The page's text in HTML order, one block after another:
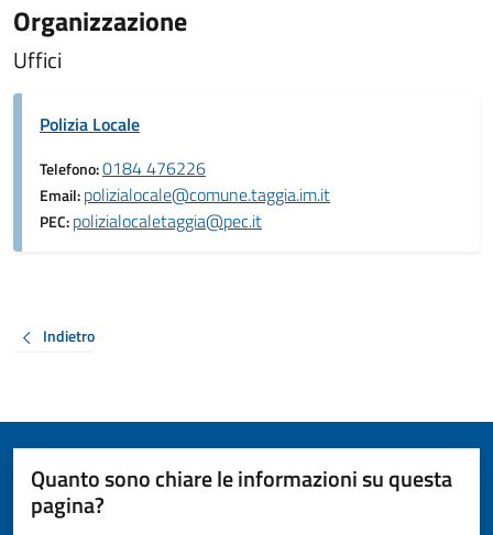
Organizzazione
Uffici
Polizia Locale
Telefono:0184 476226
Email:polizialocale@comune.taggia.im.it
PEC:polizialocaletaggia@pec.it
Indietro
Quanto sono chiare le informazioni su questa
pagina?